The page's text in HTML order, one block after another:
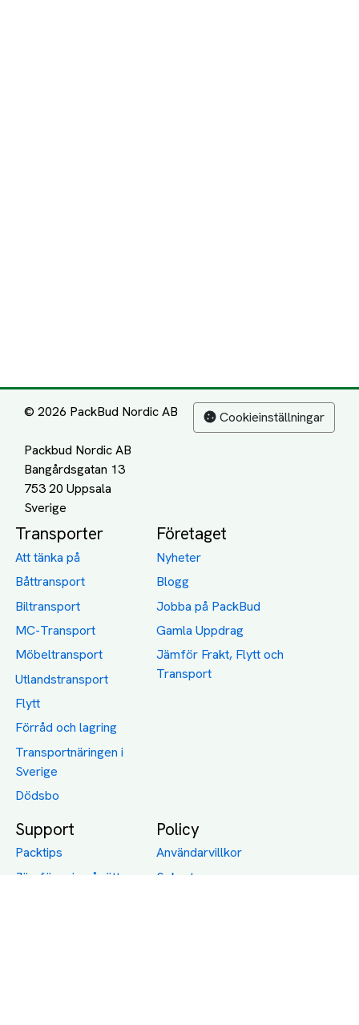
© 2026 PackBud Nordic AB
Packbud Nordic AB
Bangårdsgatan 13
753 20 Uppsala
Cookieinställningar
Transporter
Att tänka på
Båttransport
Biltransport
MC-Transport
Möbeltransport
Utlandstransport
Flytt
Förråd och lagring
Transportnäringen i
Sverige
Dödsbo
Företaget
Nyheter
Blogg
Jobba på PackBud
Gamla Uppdrag
Jämför Frakt, Flytt och
Transport
Support
Packtips
Jämför pris på rätt
Policy
Användarvillkor
Sekretess